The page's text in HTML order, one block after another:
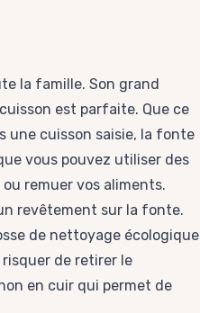
la famille. Son grand
est parfaite. Que ce
une cuisson saisie, la fonte
vous pouvez utiliser des
remuer vos aliments.
revêtement sur la fonte.
de nettoyage écologique
de retirer le
en cuir qui permet de